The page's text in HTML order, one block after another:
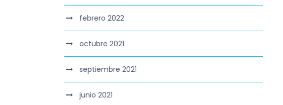
febrero 2022
octubre 2021
septiembre 2021
junio 2021